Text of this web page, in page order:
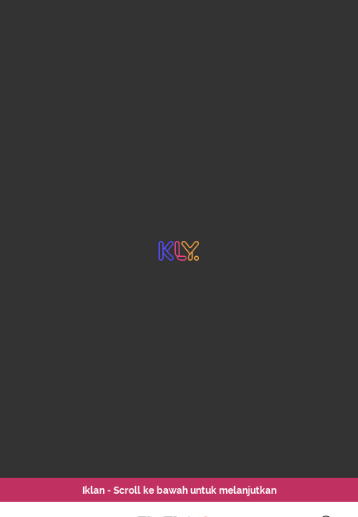
Iklan - Scroll ke bawah untuk melanjutkan